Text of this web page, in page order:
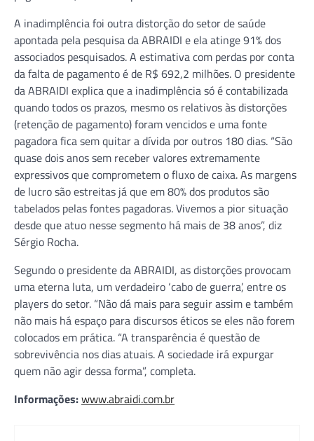
A inadimplência foi outra distorção do setor de saúde
apontada pela pesquisa da ABRAIDI e ela atinge 91% dos
associados pesquisados. A estimativa com perdas por conta
da falta de pagamento é de R$ 692,2 milhões. O presidente
da ABRAIDI explica que a inadimplência só é contabilizada
quando todos os prazos, mesmo os relativos às distorções
(retenção de pagamento) foram vencidos e uma fonte
pagadora fica sem quitar a dívida por outros 180 dias. “São
quase dois anos sem receber valores extremamente
expressivos que comprometem o fluxo de caixa. As margens
de lucro são estreitas já que em 80% dos produtos são
tabelados pelas fontes pagadoras. Vivemos a pior situação
desde que atuo nesse segmento há mais de 38 anos”, diz
Sérgio Rocha.
Segundo o presidente da ABRAIDI, as distorções provocam
uma eterna luta, um verdadeiro ‘cabo de guerra’, entre os
players do setor. “Não dá mais para seguir assim e também
não mais há espaço para discursos éticos se eles não forem
colocados em prática. “A transparência é questão de
sobrevivência nos dias atuais. A sociedade irá expurgar
quem não agir dessa forma”, completa.
Informações:www.abraidi.com.br